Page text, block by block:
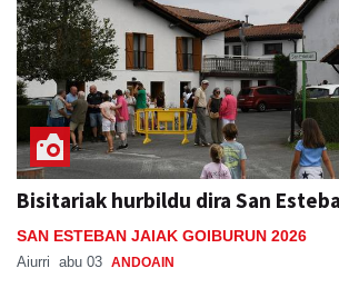
Bisitariak hurbildu dira San
SAN ESTEBAN JAIAK GOIBURUN 2026
Aiurri abu 03 ANDOAIN